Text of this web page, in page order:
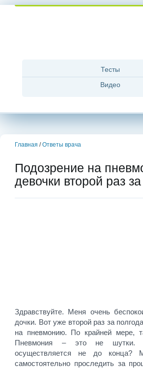
Тесты
Видео
Главная / Ответы врача
Подозрение на
девочки второй раз
Здравствуйте. Меня очень
дочки. Вот уже второй раз за
на пневмонию. По крайней мере,
Пневмония – это не шутки.
осуществляется не до конца?
самостоятельно проследить за